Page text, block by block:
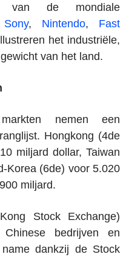
de mondiale
Sony, Nintendo, Fast
het industriële,
van het land.
nemen een
Hongkong (4de
miljard dollar, Taiwan
Korea (6de) voor 5.020
miljard.
Stock Exchange)
bedrijven en
dankzij de Stock